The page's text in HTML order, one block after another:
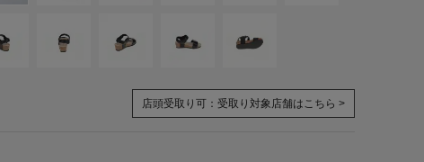
店頭受取り可： 受取り対象店舗はこちら >